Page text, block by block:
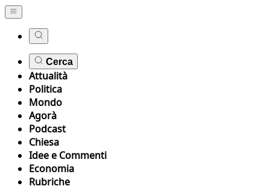
Cerca
Attualità
Politica
Mondo
Agorà
Podcast
Chiesa
Idee e Commenti
Economia
Rubriche